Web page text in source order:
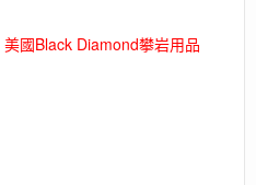
美國Black Diamond攀岩用品